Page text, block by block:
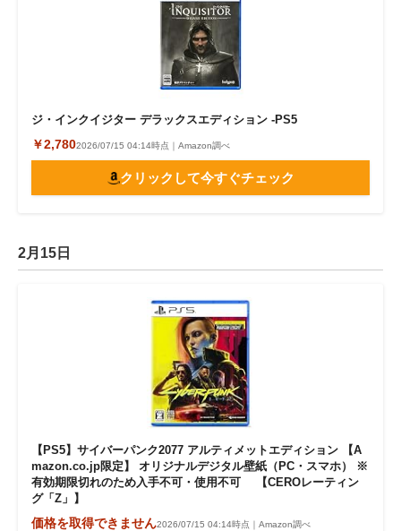
ジ・インクイジター デラックスエディション -PS5
￥2,7802026/07/15 04:14時点｜Amazon調べ
クリックして今すぐチェック
2月15日
【PS5】サイバーパンク2077 アルティメットエディション 【A
mazon.co.jp限定】 オリジナルデジタル壁紙（PC・スマホ） ※
有効期限切れのため入手不可・使用不可 【CEROレーティン
グ「Z」】
価格を取得できません2026/07/15 04:14時点｜Amazon調べ